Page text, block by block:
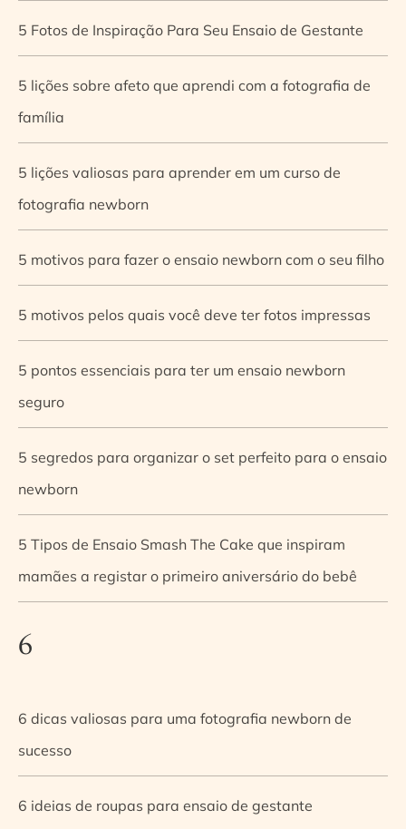
5 Fotos de Inspiração Para Seu Ensaio de Gestante
5 lições sobre afeto que aprendi com a fotografia de
família
5 lições valiosas para aprender em um curso de
fotografia newborn
5 motivos para fazer o ensaio newborn com o seu filho
5 motivos pelos quais você deve ter fotos impressas
5 pontos essenciais para ter um ensaio newborn
seguro
5 segredos para organizar o set perfeito para o ensaio
newborn
5 Tipos de Ensaio Smash The Cake que inspiram
mamães a registar o primeiro aniversário do bebê
6
6 dicas valiosas para uma fotografia newborn de
sucesso
6 ideias de roupas para ensaio de gestante